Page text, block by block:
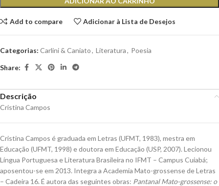
Add to compare Adicionar à Lista de Desejos
Categorias: Carlini & Caniato, Literatura, Poesia
Share:
Descrição
Cristina Campos
Cristina Campos é graduada em Letras (UFMT, 1983), mestra em
Educação (UFMT, 1998) e doutora em Educação (USP, 2007). Lecionou
Língua Portuguesa e Literatura Brasileira no IFMT – Campus Cuiabá;
aposentou-se em 2013. Integra a Academia Mato-grossense de Letras
– Cadeira 16. É autora das seguintes obras: Pantanal Mato-grossense: o